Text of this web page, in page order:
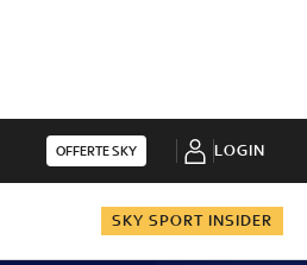
OFFERTE SKY LOGIN
SKY SPORT INSIDER